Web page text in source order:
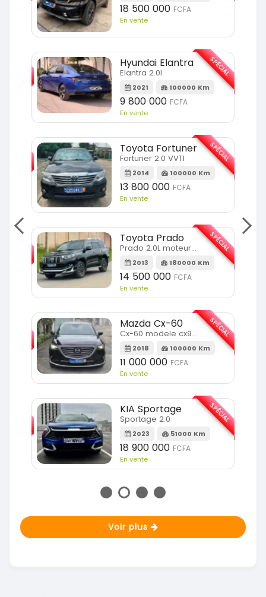
SPÉCIAL
18 500 000 FCFA
En vente
Hyundai Elantra
Elantra 2.0l
2021 100000 Km
9 800 000 FCFA
En vente
SPÉCIAL
Toyota Fortuner
Fortuner 2.0 VVTI
2014 100000 Km
13 800 000 FCFA
En vente
SPÉCIAL
Toyota Prado
Prado 2.0L moteur d4d
2013 180000 Km
14 500 000 FCFA
En vente
SPÉCIAL
Mazda Cx-60
Cx-60 modele cx9 full option
2018 100000 Km
11 000 000 FCFA
En vente
SPÉCIAL
KIA Sportage
Sportage 2.0
2023 51000 Km
18 900 000 FCFA
En vente
SPÉCIAL
Voir plus